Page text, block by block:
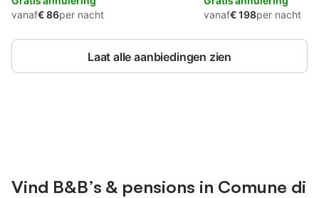
vanaf€ 86per nacht
vanaf€ 198per nacht
Laat alle aanbiedingen zien
Vind B&B’s & pensions in Comune di